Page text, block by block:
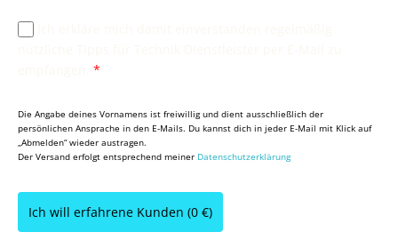
*
Die Angabe deines Vornamens ist freiwillig und dient ausschließlich der
persönlichen Ansprache in den E-Mails. Du kannst dich in jeder E-Mail mit Klick auf
„Abmelden“ wieder austragen.
Der Versand erfolgt entsprechend meiner Datenschutzerklärung
Ich will erfahrene Kunden (0 €)